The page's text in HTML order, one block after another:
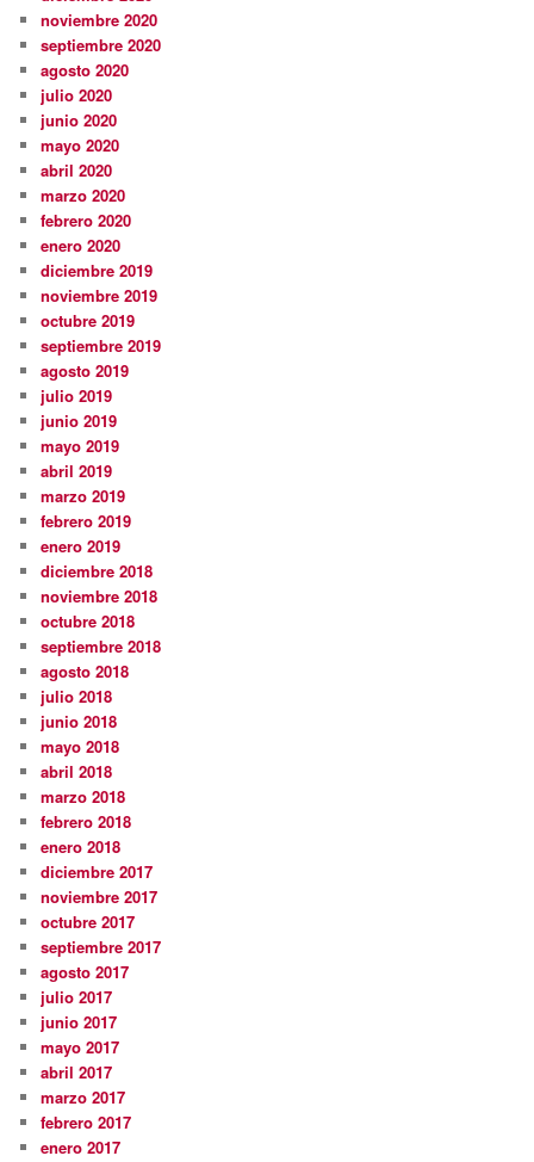
noviembre 2020
septiembre 2020
agosto 2020
julio 2020
junio 2020
mayo 2020
abril 2020
marzo 2020
febrero 2020
enero 2020
diciembre 2019
noviembre 2019
octubre 2019
septiembre 2019
agosto 2019
julio 2019
junio 2019
mayo 2019
abril 2019
marzo 2019
febrero 2019
enero 2019
diciembre 2018
noviembre 2018
octubre 2018
septiembre 2018
agosto 2018
julio 2018
junio 2018
mayo 2018
abril 2018
marzo 2018
febrero 2018
enero 2018
diciembre 2017
noviembre 2017
octubre 2017
septiembre 2017
agosto 2017
julio 2017
junio 2017
mayo 2017
abril 2017
marzo 2017
febrero 2017
enero 2017